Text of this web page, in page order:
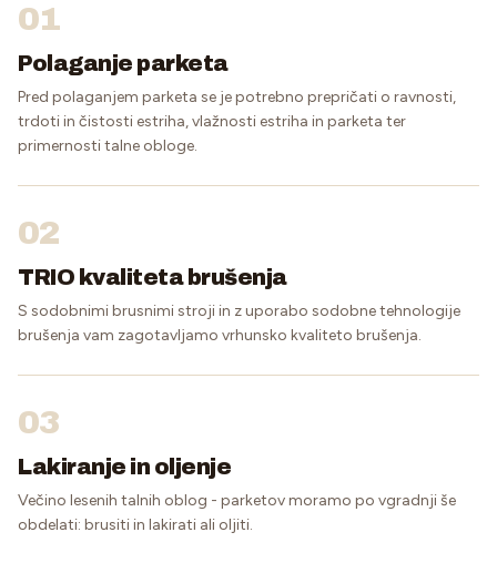
01
Polaganje parketa
Pred polaganjem parketa se je potrebno prepričati o ravnosti,
trdoti in čistosti estriha, vlažnosti estriha in parketa ter
primernosti talne obloge.
02
TRIO kvaliteta brušenja
S sodobnimi brusnimi stroji in z uporabo sodobne tehnologije
brušenja vam zagotavljamo vrhunsko kvaliteto brušenja.
03
Lakiranje in oljenje
Večino lesenih talnih oblog - parketov moramo po vgradnji še
obdelati: brusiti in lakirati ali oljiti.